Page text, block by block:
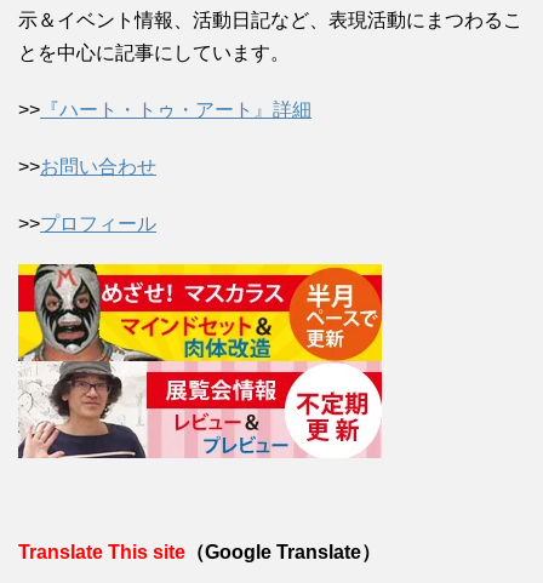
示＆イベント情報、活動日記など、表現活動にまつわるこ
とを中心に記事にしています。
>> 『ハート・トゥ・アート』詳細
>>お問い合わせ
>>プロフィール
Translate This site （Google Translate）